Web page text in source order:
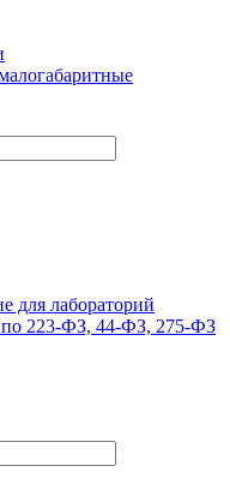
для лабораторий
по 223-ФЗ, 44-ФЗ, 275-ФЗ